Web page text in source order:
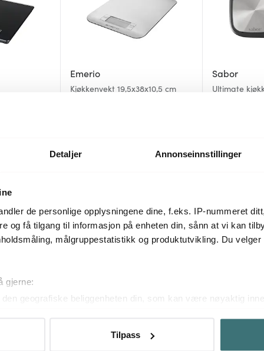
Detaljer Annonseinnstillinger
de personlige opplysningene dine, f.eks. IP-nummeret
og få tilgang til informasjon på enheten din, sånn at vi kan
målgruppestatistikk og produktutvikling. Du
gjerne:
den geografiske beliggenheten din, som kan være nøyaktig
trekke tilbake ditt samtykke fra erklæringen om
Tilpass
Emerio
Kjøkkenvekt 19,5x38x10,5 cm
Sabor
Ultimate
Mer fra samme serie